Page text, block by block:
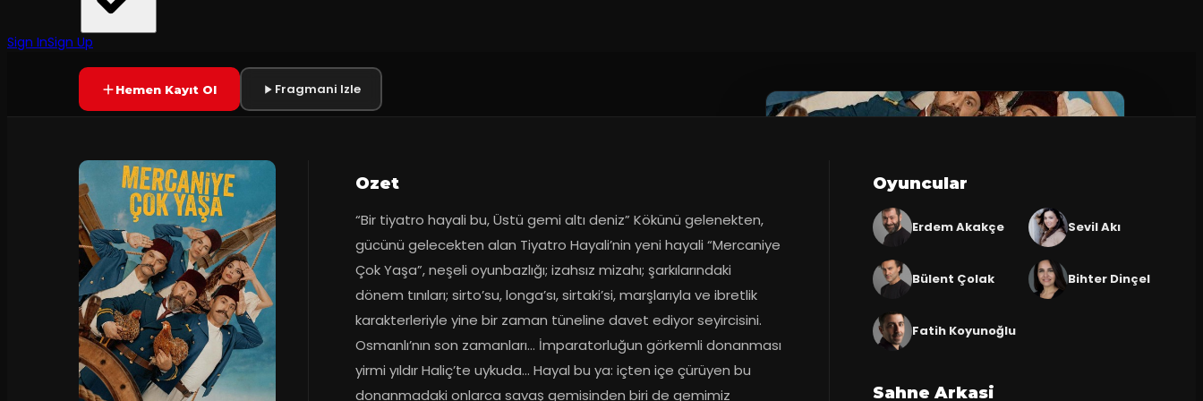
Sign InSign UpYAKINDA Puanlama kapalı
Hemen Kayıt Ol Fragmani Izle
Ozet
“Bir tiyatro hayali bu, Üstü gemi altı deniz” Kökünü gelenekten,
gücünü gelecekten alan Tiyatro Hayali’nin yeni hayali “Mercaniye
Çok Yaşa”, neşeli oyunbazlığı; izahsız mizahı; şarkılarındaki
dönem tınıları; sirto’su, longa’sı, sirtaki’si, marşlarıyla ve ibretlik
karakterleriyle yine bir zaman tüneline davet ediyor seyircisini.
Osmanlı’nın son zamanları… İmparatorluğun görkemli donanması
yirmi yıldır Haliç’te uykuda… Hayal bu ya: içten içe çürüyen bu
donanmadaki onlarca savaş gemisinden biri de gemimiz
Oyuncular
Erdem Akakçe Sevil Akı
Bülent Çolak Bihter Dinçel
Fatih Koyunoğlu
Sahne Arkasi